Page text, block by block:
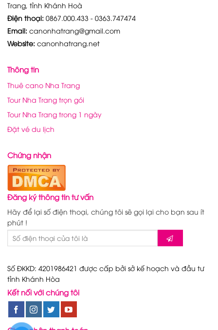
Trang, tỉnh Khánh Hoà
Điện thoại: 0867.000.433 - 0363.747474
Email: canonhatrang@gmail.com
Website: canonhatrang.net
Thông tin
Thuê cano Nha Trang
Tour Nha Trang trọn gói
Tour Nha Trang trong 1 ngày
Đặt vé du lịch
Chứng nhận
Đăng ký thông tin tư vấn
Hãy để lại số điện thoại, chúng tôi sẽ gọi lại cho bạn sau ít
phút !
Số ĐKKD: 4201986421 được cấp bởi sở kế hoạch và đầu tư
tỉnh Khánh Hòa
Kết nối với chúng tôi